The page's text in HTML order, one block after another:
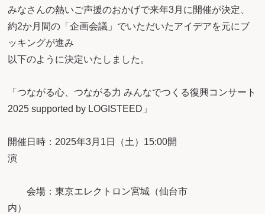
みなさんの熱いご声援のおかげで来年3月に開催が決定、
約2か月間の「企画会議」でいただいたアイデアを元にブ
ッキングが進み
以下のように決定いたしました。
「つながる心、つながる力 みんなでつくる復興コンサート
2025 supported by LOGISTEED」
開催日時：2025年3月1日（土）15:00開
会場：東京エレクトロン宮城（仙台市
内